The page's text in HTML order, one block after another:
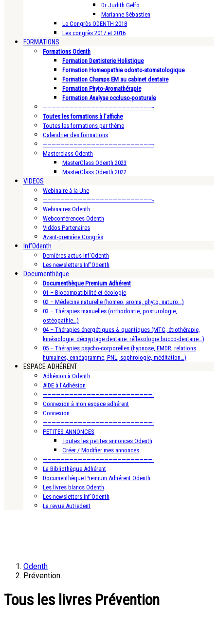
Dr Judith Gelfo
Marianne Sébastien
Le Congrès ODENTH 2018
Les congrès 2017 et 2016
FORMATIONS
Formations Odenth
Formation Dentisterie Holistique
Formation Homeopathie odonto-stomatologique
Formation Champs EM au cabinet dentaire
Formation Phyto-Aromathérapie
Formation Analyse occluso-posturale
—————————————————————————-
Toutes les formations à l’affiche
Toutes les formations par thème
Calendrier des formations
—————————————————————————-
Masterclass Odenth
MasterClass Odenth 2023
MasterClass Odenth 2022
VIDEOS
Webinaire à la Une
—————————————————————————-
Webinaires Odenth
Webconférences Odenth
Vidéos Partenaires
Avant-première Congrès
Inf’Odenth
Dernières actus Inf’Odenth
Les newsletters Inf’Odenth
Documenthèque
Documenthèque Premium Adhérent
01 – Biocompatibilité et écologie
02 – Médecine naturelle (homeo, aroma, phyto, naturo…)
03 – Thérapies manuelles (orthodontie, posturologie,
ostéopathie…)
04 – Thérapies énergétiques & quantiques (MTC, étiothérapie,
kinésiologie, décryptage dentaire, réflexologie bucco-dentaire…)
05 – Thérapies psycho-corporelles (hypnose, EMDR, relations
humaines, ennéagramme, PNL, sophrologie, méditation…)
ESPACE ADHÉRENT
Adhésion à Odenth
AIDE à l’Adhésion
—————————————————————————-
Connexion à mon espace adhérent
Connexion
—————————————————————————-
PETITES ANNONCES
Toutes les petites annonces Odenth
Créer / Modifier mes annonces
—————————————————————————-
La Bibliothèque Adhérent
Documenthèque Premium Adhérent Odenth
Les livres blancs Odenth
Les newsletters Inf’Odenth
La revue Autredent
Odenth
Prévention
Tous les livres Prévention